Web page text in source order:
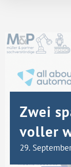
Zwei
voller
29.